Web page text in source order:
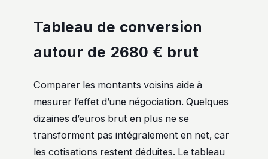
Tableau de conversion
autour de 2680 € brut
Comparer les montants voisins aide à
mesurer l’effet d’une négociation. Quelques
dizaines d’euros brut en plus ne se
transforment pas intégralement en net, car
les cotisations restent déduites. Le tableau